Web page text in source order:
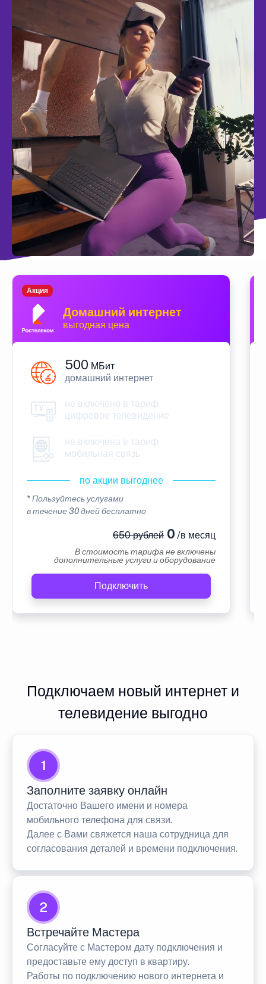
Домашний интернет
выгодная цена
Акция
500 МБит
домашний интернет
не включено в тариф
цифровое телевидение
не включена в тариф
мобильная связь
по акции выгоднее
* Пользуйтесь услугами
в течение 30 дней бесплатно
650 рублей0 /в месяц
В стоимость тарифа не включены
дополнительные услуги и оборудование
Подключить
Подключаем новый интернет и
телевидение выгодно
1
Заполните заявку онлайн
Достаточно Вашего имени и номера
мобильного телефона для связи.
Далее с Вами свяжется наша сотрудница для
согласования деталей и времени подключения.
2
Встречайте Мастера
Согласуйте с Мастером дату подключения и
предоставьте ему доступ в квартиру.
Работы по подключению нового интернета и